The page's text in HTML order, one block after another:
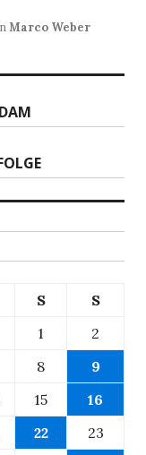
Marco Weber
S
S
1
2
8
9
15
16
22
23